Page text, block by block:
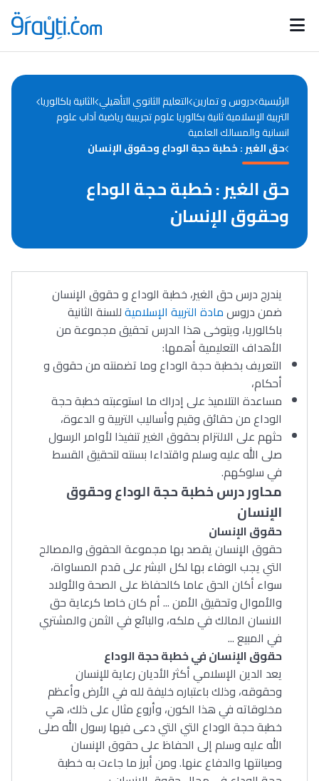
Catégories
d'actualités
Annonces bourses
الرئيسية دروس و تمارين التعليم الثانوي التأهيلي الثانية باكالوريا
التربية الإسلامية ثانية بكالوريا علوم تجريبية رياضية آداب علوم
انسانية والمسالك العلمية
حق الغير : خطبة حجة الوداع وحقوق الإنسان
حق الغير : خطبة حجة الوداع
وحقوق الإنسان
يندرج درس حق الغير، خطبة الوداع و حقوق الإنسان
ضمن دروسمادة التربية الإسلاميةللسنة الثانية
باكالوريا، ويتوخى هذا الدرس تحقيق مجموعة من
الأهداف التعليمية أهمها:
التعريف بخطبة حجة الوداع وما تضمنته من حقوق و
أحكام،
مساعدة التلاميذ على إدراك ما استوعبته خطبة حجة
الوداع من حقائق وقيم وأساليب التربية و الدعوة،
حثهم على الالتزام بحقوق الغير تنفيذا لأوامر الرسول
صلى الله عليه وسلم واقتداءا بسنته لتحقيق القسط
في سلوكهم.
محاور درس خطبة حجة الوداع وحقوق
الإنسان
حقوق الإنسان
حقوق الإنسان يقصد بها مجموعة الحقوق والمصالح
التي يجب الوفاء بها لكل البشر على قدم المساواة،
سواء أكان الحق عاما كالحفاظ على الصحة والأولاد
والأموال وتحقيق الأمن ... أم كان خاصا كرعاية حق
الانسان المالك في ملكه، والبائع في الثمن والمشتري
في المبيع ...
حقوق الإنسان في خطبة حجة الوداع
يعد الدين الإسلامي أكثر الأديان رعاية للإنسان
وحقوقه، وذلك باعتباره خليفة لله في الأرض وأعظم
مخلوقاته في هذا الكون، وأروع مثال على ذلك، هي
خطبة حجة الوداع التي التي دعى فيها رسول الله صلى
الله عليه وسلم إلى الحفاظ على حقوق الإنسان
وصيانتها والدفاع عنها. ومن أبرز ما جاءت به خطبة